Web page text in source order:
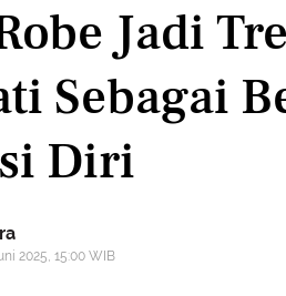
Jadi
Sebagai
Diri
2025, 15:00 WIB